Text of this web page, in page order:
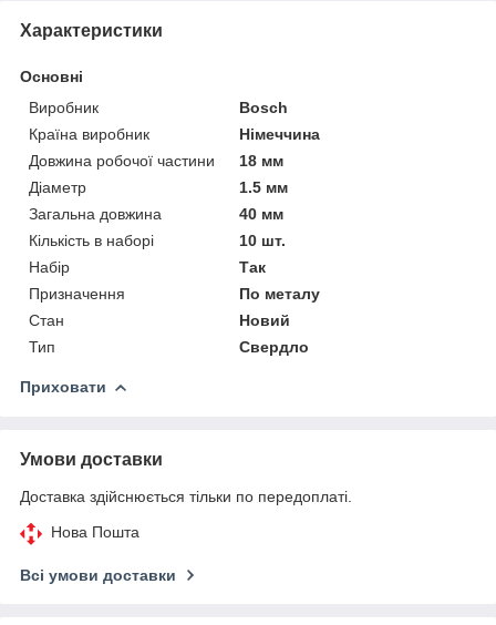
Характеристики
Основні
Виробник
Bosch
Країна виробник
Німеччина
Довжина робочої частини
18 мм
Діаметр
1.5 мм
Загальна довжина
40 мм
Кількість в наборі
10 шт.
Набір
Так
Призначення
По металу
Стан
Новий
Тип
Свердло
Приховати
Умови доставки
Доставка здійснюється тільки по передоплаті.
Нова Пошта
Всі умови доставки